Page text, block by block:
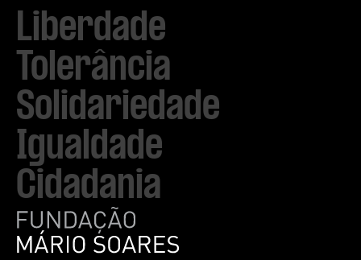
Liberdade
Tolerância
Solidariedade
Igualdade
Cidadania